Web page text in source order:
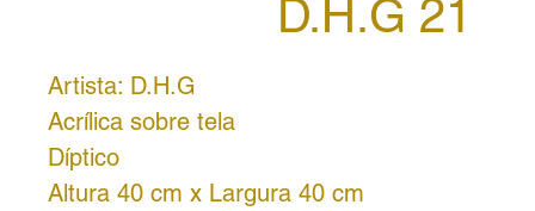
D.H.G 21
Artista: D.H.G
Acrílica sobre tela
Díptico
Altura 40 cm x Largura 40 cm